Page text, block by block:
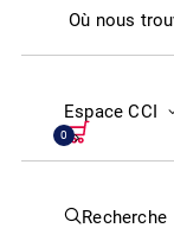
Où nous
Espace CCI
0
Recherche